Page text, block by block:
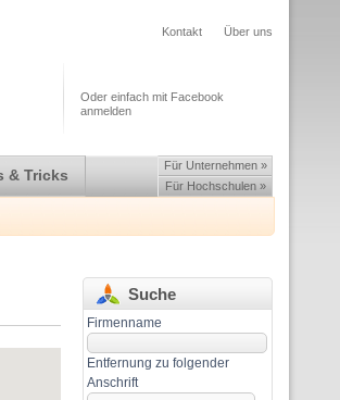
Kontakt Über uns
Oder einfach mit Facebook
anmelden
& Tricks
Für Unternehmen »
Für Hochschulen »
Suche
Firmenname
Entfernung zu folgender
Anschrift